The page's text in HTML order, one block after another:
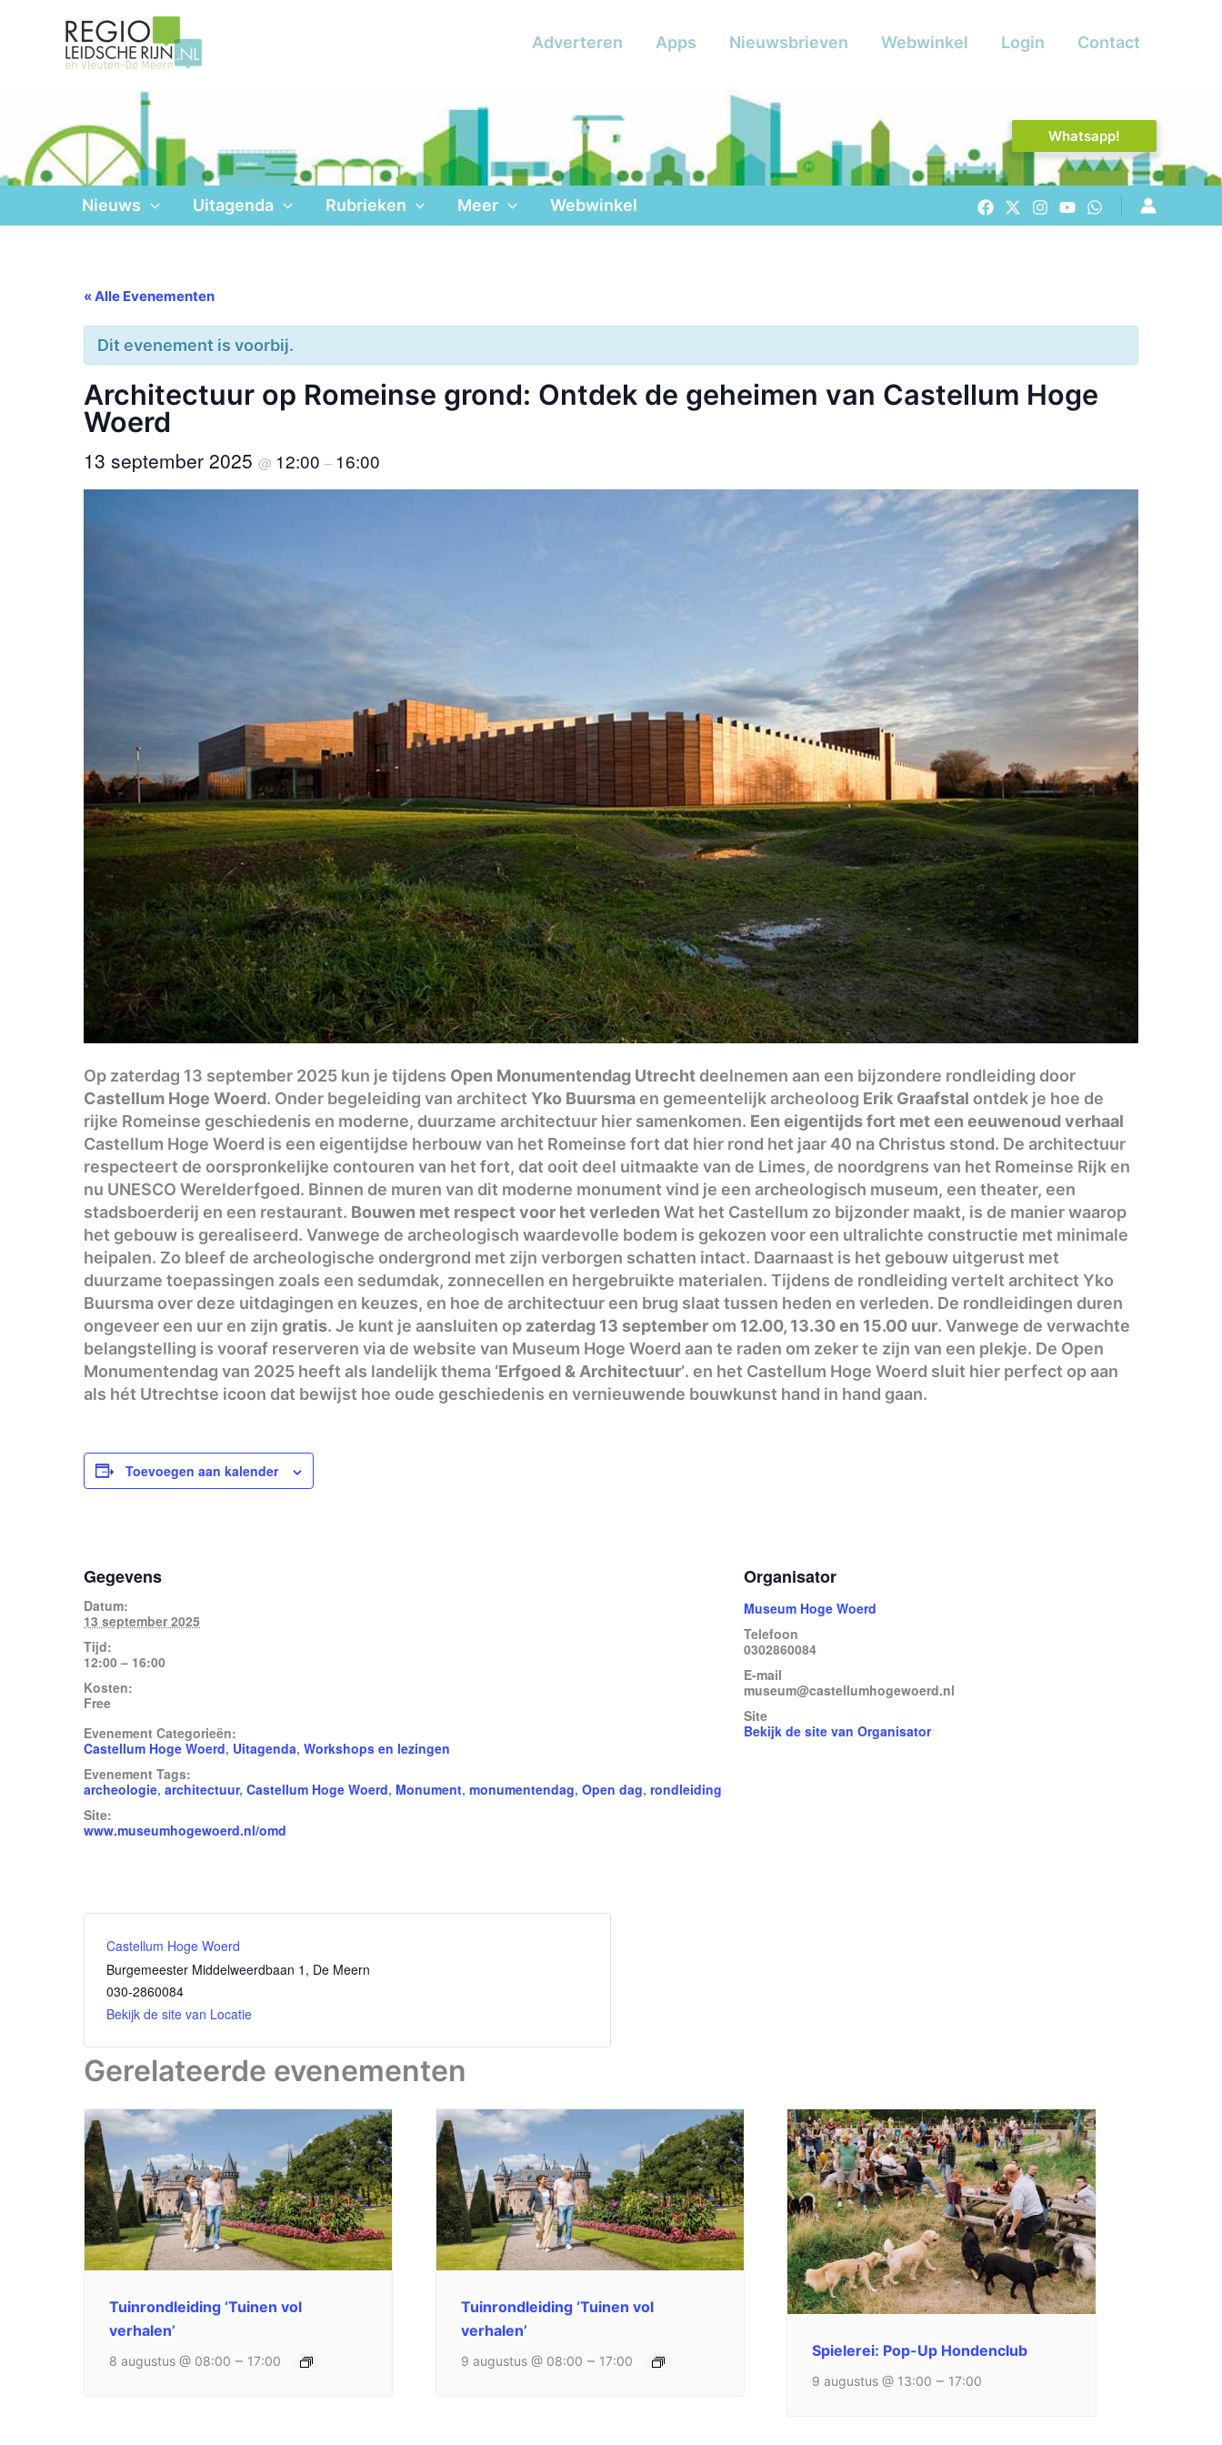
Adverteren Apps Nieuwsbrieven Webwinkel Login Contact
Whatsapp!
Nieuws Uitagenda Rubrieken Meer Webwinkel
« Alle Evenementen
Dit evenement is voorbij.
Architectuur op Romeinse grond: Ontdek de geheimen van Castellum Hoge
Woerd
13 september 2025 @ 12:00 – 16:00
Op zaterdag 13 september 2025 kun je tijdens Open Monumentendag Utrecht deelnemen aan een bijzondere rondleiding door
Castellum Hoge Woerd. Onder begeleiding van architect Yko Buursma en gemeentelijk archeoloog Erik Graafstal ontdek je hoe de
rijke Romeinse geschiedenis en moderne, duurzame architectuur hier samenkomen. Een eigentijds fort met een eeuwenoud verhaal
Castellum Hoge Woerd is een eigentijdse herbouw van het Romeinse fort dat hier rond het jaar 40 na Christus stond. De architectuur
respecteert de oorspronkelijke contouren van het fort, dat ooit deel uitmaakte van de Limes, de noordgrens van het Romeinse Rijk en
nu UNESCO Werelderfgoed. Binnen de muren van dit moderne monument vind je een archeologisch museum, een theater, een
stadsboerderij en een restaurant. Bouwen met respect voor het verleden Wat het Castellum zo bijzonder maakt, is de manier waarop
het gebouw is gerealiseerd. Vanwege de archeologisch waardevolle bodem is gekozen voor een ultralichte constructie met minimale
heipalen. Zo bleef de archeologische ondergrond met zijn verborgen schatten intact. Daarnaast is het gebouw uitgerust met
duurzame toepassingen zoals een sedumdak, zonnecellen en hergebruikte materialen. Tijdens de rondleiding vertelt architect Yko
Buursma over deze uitdagingen en keuzes, en hoe de architectuur een brug slaat tussen heden en verleden. De rondleidingen duren
ongeveer een uur en zijn gratis. Je kunt je aansluiten op zaterdag 13 september om 12.00, 13.30 en 15.00 uur. Vanwege de verwachte
belangstelling is vooraf reserveren via de website van Museum Hoge Woerd aan te raden om zeker te zijn van een plekje. De Open
Monumentendag van 2025 heeft als landelijk thema ‘Erfgoed & Architectuur’. en het Castellum Hoge Woerd sluit hier perfect op aan
als hét Utrechtse icoon dat bewijst hoe oude geschiedenis en vernieuwende bouwkunst hand in hand gaan.
Toevoegen aan kalender
Gegevens
Datum:
13 september 2025
Tijd:
12:00 – 16:00
Kosten:
Free
Evenement Categorieën:
Castellum Hoge Woerd, Uitagenda, Workshops en lezingen
Evenement Tags:
archeologie, architectuur, Castellum Hoge Woerd, Monument, monumentendag, Open dag, rondleiding
Site:
www.museumhogewoerd.nl/omd
Organisator
Museum Hoge Woerd
Telefoon
0302860084
E-mail
museum@castellumhogewoerd.nl
Site
Bekijk de site van Organisator
Castellum Hoge Woerd
Burgemeester Middelweerdbaan 1, De Meern
030-2860084
Bekijk de site van Locatie
Gerelateerde evenementen
Tuinrondleiding ‘Tuinen vol
verhalen’
8 augustus @ 08:00 – 17:00
Tuinrondleiding ‘Tuinen vol
verhalen’
9 augustus @ 08:00 – 17:00
Spielerei: Pop-Up Hondenclub
9 augustus @ 13:00 – 17:00